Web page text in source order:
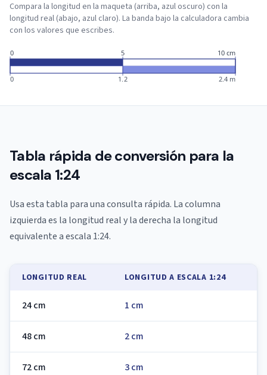
Compara la longitud en la maqueta (arriba, azul oscuro) con la
longitud real (abajo, azul claro). La banda bajo la calculadora cambia
con los valores que escribes.
0
0
5
1.2
10 cm
2.4 m
Tabla rápida de conversión para la
escala 1:24
Usa esta tabla para una consulta rápida. La columna
izquierda es la longitud real y la derecha la longitud
equivalente a escala 1:24.
LONGITUD REAL LONGITUD A ESCALA 1:24
24 cm 1 cm
48 cm 2 cm
72 cm 3 cm